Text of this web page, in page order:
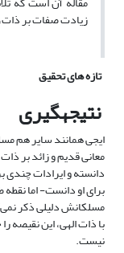
زیادت صفات بر
تازه های تحقیق
نتیجه­گیری
ایجی همانند سایر هم
معانی قدیم و زائد بر
دانسته و ایرادات چندی
برای او دانست- اما
مسلکانش دلیلی ذکر
با ذات الهی، این نقیصه
نیست.